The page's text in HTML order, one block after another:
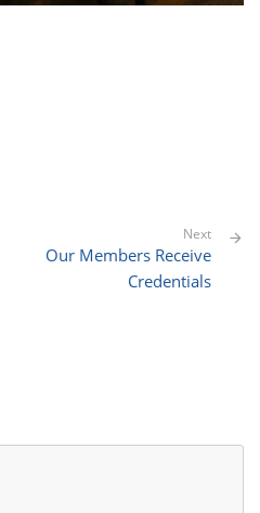
Next
Our Members Receive
Credentials